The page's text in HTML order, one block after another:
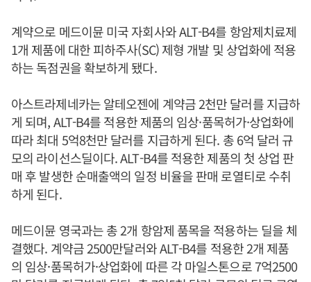
계약으로 메드이뮨 미국 자회사와 ALT-B4를 항암제치료제
1개 제품에 대한 피하주사(SC) 제형 개발 및 상업화에 적용
하는 독점권을 확보하게 됐다.
아스트라제네카는 알테오젠에 계약금 2천만 달러를 지급하
게 되며, ALT-B4를 적용한 제품의 임상·품목허가·상업화에
따라 최대 5억8천만 달러를 지급하게 된다. 총 6억 달러 규
모의 라이선스딜이다. ALT-B4를 적용한 제품의 첫 상업 판
매 후 발생한 순매출액의 일정 비율을 판매 로열티로 수취
하게 된다.
메드이뮨 영국과는 총 2개 항암제 품목을 적용하는 딜을 체
결했다. 계약금 2500만달러와 ALT-B4를 적용한 2개 제품
의 임상·품목허가·상업화에 따른 각 마일스톤으로 7억2500